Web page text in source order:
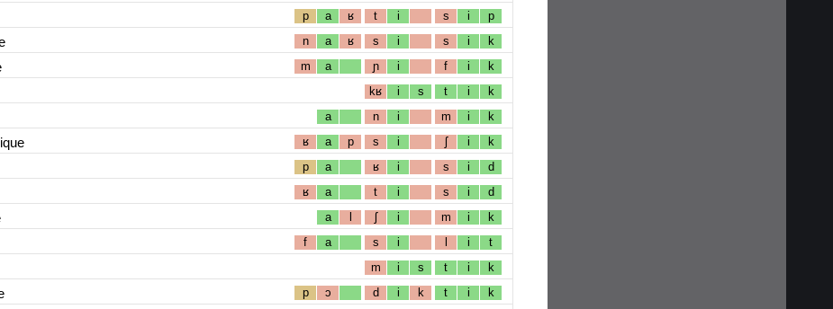
p a ʁ t i s i p
n a ʁ s i s i k
m a ɲ i f i k
kʁ i s t i k
a n i m i k
ʁ a p s i ʃ i k
p a ʁ i s i d
ʁ a t i s i d
a l ʃ i m i k
f a s i l i t
m i s t i k
p ɔ d i k t i k